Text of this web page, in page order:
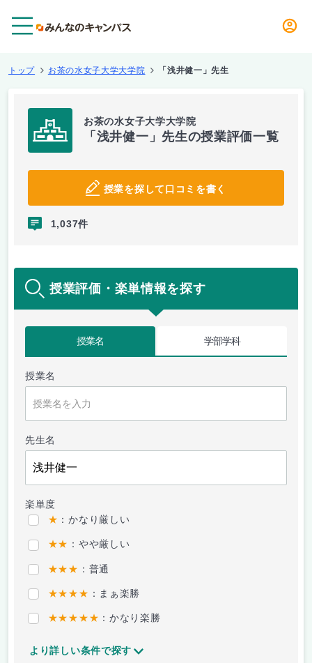
トップ お茶の水女子大学大学院 「浅井健一」先生
お茶の水女子大学大学院
「浅井健一」先生の授業評価一覧
授業を探して口コミを書く
1,037件
授業評価・楽単情報を探す
授業名 学部学科
授業名
先生名
楽単度
★ ：かなり厳しい
★★ ：やや厳しい
★★★ ：普通
★★★★ ：まぁ楽勝
★★★★★ ：かなり楽勝
より詳しい条件で探す